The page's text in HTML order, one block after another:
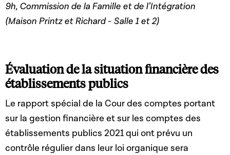
9h, Commission de la Famille et de l’Intégration
(Maison Printz et Richard - Salle 1 et 2)
Évaluation de la situation financière des
établissements publics
Le rapport spécial de la Cour des comptes portant
sur la gestion financière et sur les comptes des
établissements publics 2021 qui ont prévu un
contrôle régulier dans leur loi organique sera